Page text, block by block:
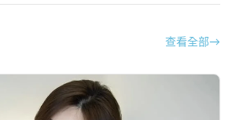
查看全部→